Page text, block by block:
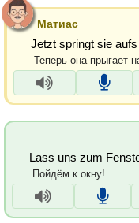
Матиас
Jetzt springt sie
Теперь она прыгает
Lass uns zum
Пойдём к окну!